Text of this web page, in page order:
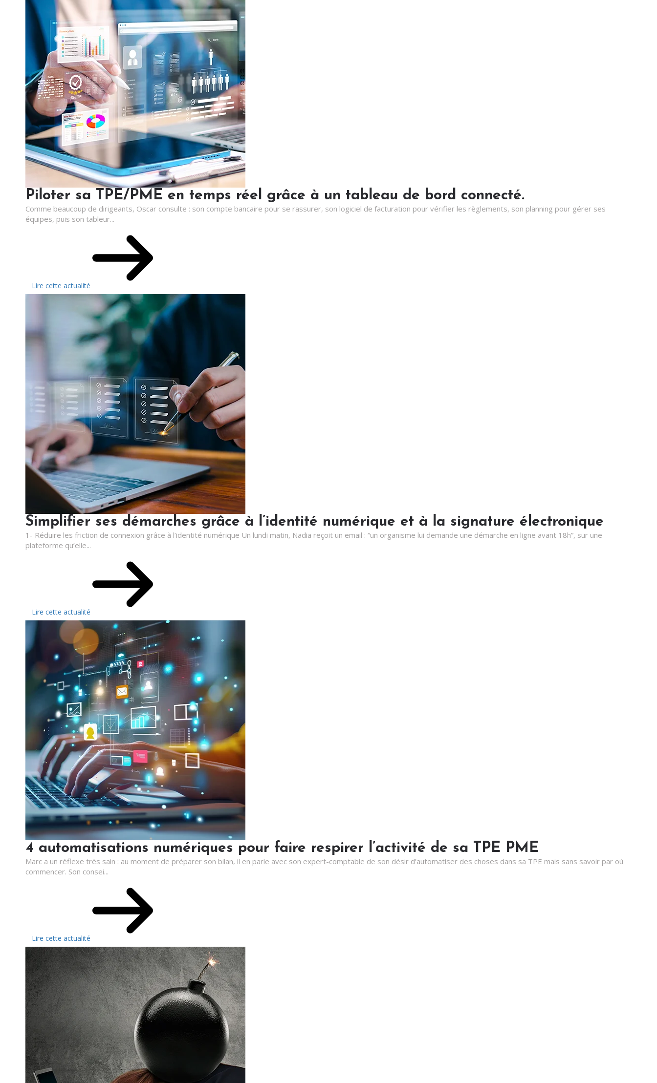
Piloter sa TPE/PME en temps réel grâce à un tableau de bord connecté.
Comme beaucoup de dirigeants, Oscar consulte : son compte bancaire pour se rassurer, son logiciel de facturation pour vérifier les règlements, son planning pour gérer ses
équipes, puis son tableur...
Lire cette actualité
Simplifier ses démarches grâce à l’identité numérique et à la signature électronique
1- Réduire les friction de connexion grâce à l’identité numérique Un lundi matin, Nadia reçoit un email : “un organisme lui demande une démarche en ligne avant 18h”, sur une
plateforme qu’elle...
Lire cette actualité
4 automatisations numériques pour faire respirer l’activité de sa TPE PME
Marc a un réflexe très sain : au moment de préparer son bilan, il en parle avec son expert-comptable de son désir d’automatiser des choses dans sa TPE mais sans savoir par où
commencer. Son consei...
Lire cette actualité